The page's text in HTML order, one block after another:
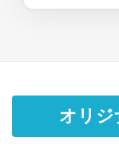
オリジ